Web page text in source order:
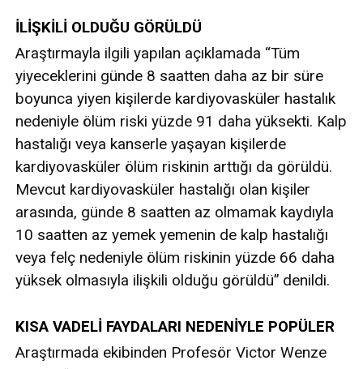
İLİŞKİLİ OLDUĞU GÖRÜLDÜ
Araştırmayla ilgili yapılan açıklamada “Tüm
yiyeceklerini günde 8 saatten daha az bir süre
boyunca yiyen kişilerde kardiyovasküler hastalık
nedeniyle ölüm riski yüzde 91 daha yüksekti. Kalp
hastalığı veya kanserle yaşayan kişilerde
kardiyovasküler ölüm riskinin arttığı da görüldü.
Mevcut kardiyovasküler hastalığı olan kişiler
arasında, günde 8 saatten az olmamak kaydıyla
10 saatten az yemek yemenin de kalp hastalığı
veya felç nedeniyle ölüm riskinin yüzde 66 daha
yüksek olmasıyla ilişkili olduğu görüldü” denildi.
KISA VADELİ FAYDALARI NEDENİYLE POPÜLER
Araştırmada ekibinden Profesör Victor Wenze